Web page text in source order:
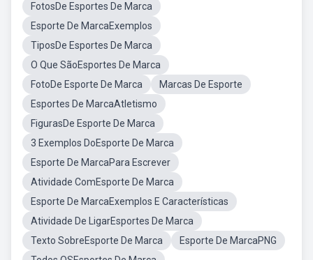
FotosDe Esportes De Marca
Esporte De MarcaExemplos
TiposDe Esportes De Marca
O Que SãoEsportes De Marca
FotoDe Esporte De Marca
Marcas De Esporte
Esportes De MarcaAtletismo
FigurasDe Esporte De Marca
3 Exemplos DoEsporte De Marca
Esporte De MarcaPara Escrever
Atividade ComEsporte De Marca
Esporte De MarcaExemplos E Características
Atividade De LigarEsportes De Marca
Texto SobreEsporte De Marca
Esporte De MarcaPNG